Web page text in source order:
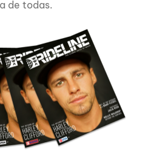
de todas.